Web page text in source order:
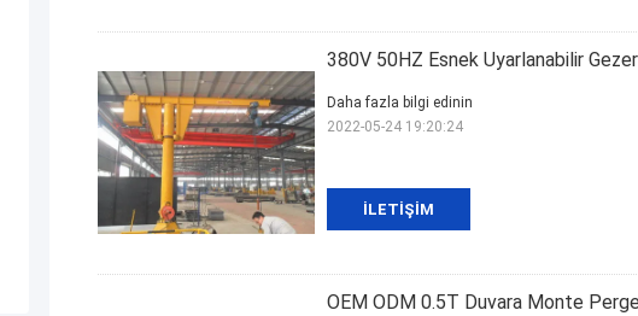
380V 50HZ Esnek Uyarlanabilir
İLETIŞIM
Daha fazla bilgi edinin
2022-05-24 19:20:24
OEM ODM 0.5T Duvara Monte